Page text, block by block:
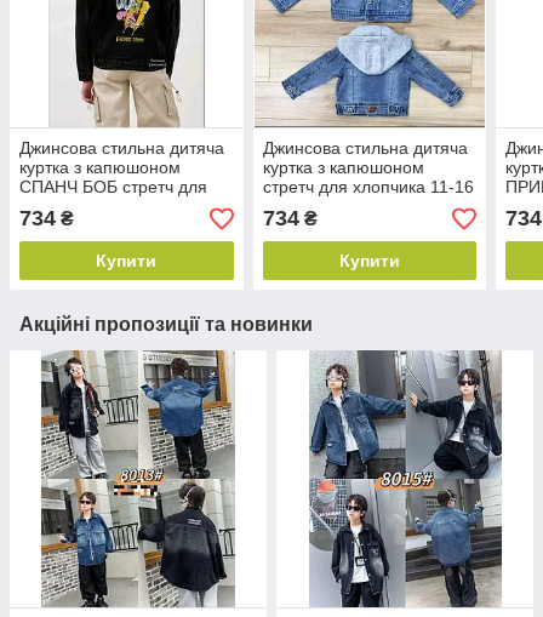
Джинсова стильна дитяча
куртка з капюшоном
СПАНЧ БОБ стретч для
дівчинки 11-16 років, колір
чорний
734 ₴
Купити
Джинсова стильна дитяча
куртка з капюшоном
стретч для хлопчика 11-16
років, колір блакитний
734₴
Купити
11-
734
Акційні пропозиції та новинки